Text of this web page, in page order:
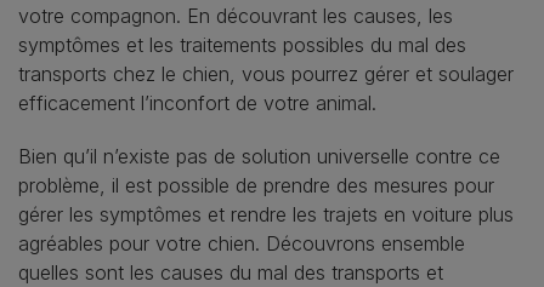
votre compagnon. En découvrant les causes, les
symptômes et les traitements possibles du mal des
transports chez le chien, vous pourrez gérer et soulager
efficacement l’inconfort de votre animal.
Bien qu’il n’existe pas de solution universelle contre ce
problème, il est possible de prendre des mesures pour
gérer les symptômes et rendre les trajets en voiture plus
agréables pour votre chien. Découvrons ensemble
quelles sont les causes du mal des transports et